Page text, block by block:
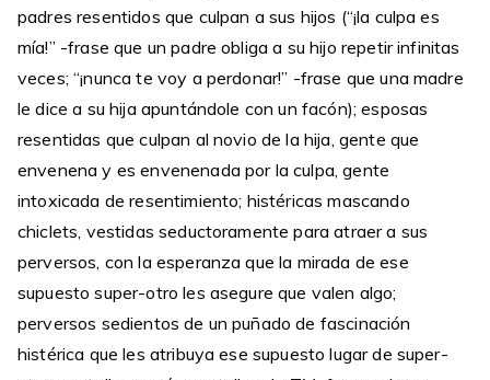
padres resentidos que culpan a sus hijos (“¡la culpa es
mía!” -frase que un padre obliga a su hijo repetir infinitas
veces; “¡nunca te voy a perdonar!” -frase que una madre
le dice a su hija apuntándole con un facón); esposas
resentidas que culpan al novio de la hija, gente que
envenena y es envenenada por la culpa, gente
intoxicada de resentimiento; histéricas mascando
chiclets, vestidas seductoramente para atraer a sus
perversos, con la esperanza que la mirada de ese
supuesto super-otro les asegure que valen algo;
perversos sedientos de un puñado de fascinación
histérica que les atribuya ese supuesto lugar de super-